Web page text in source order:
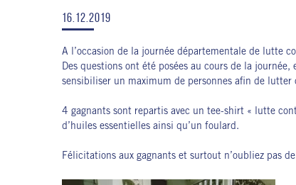
16.12.2019
A l’occasion de la journée départementale de lutte
Des questions ont été posées au cours de la
sensibiliser un maximum de personnes afin de lutter
4 gagnants sont repartis avec un tee-shirt « lutte
d’huiles essentielles ainsi qu’un foulard.
Félicitations aux gagnants et surtout n’oubliez pas